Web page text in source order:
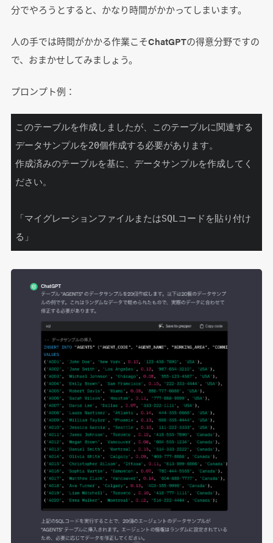
分でやろうとすると、かなり時間がかかってしまいます。
人の手では時間がかかる作業こそChatGPTの得意分野ですの
で、おまかせしてみましょう。
プロンプト例：
このテーブルを作成しましたが、このテーブルに関連する
データサンプルを20個作成する必要があります。
作成済みのテーブルを基に、データサンプルを作成してく
ださい。
「マイグレーションファイルまたはSQLコードを貼り付け
る」